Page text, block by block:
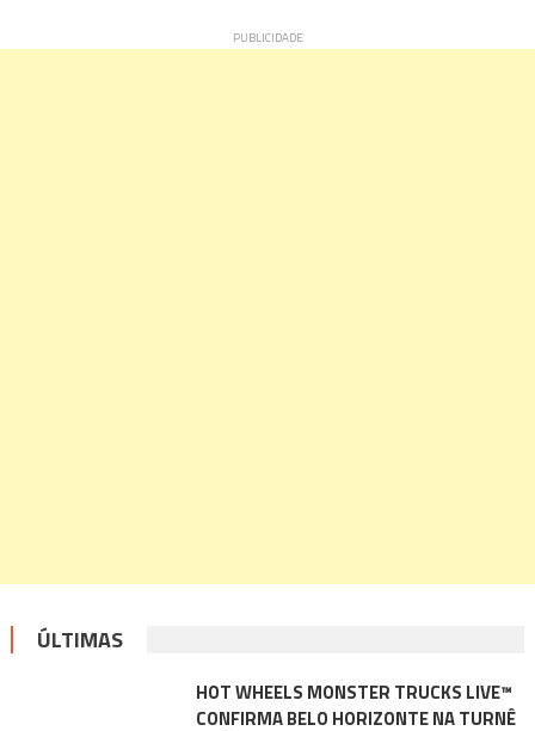
ÚLTIMAS
HOT WHEELS MONSTER TRUCKS LIVE™
CONFIRMA BELO HORIZONTE NA TURNÊ